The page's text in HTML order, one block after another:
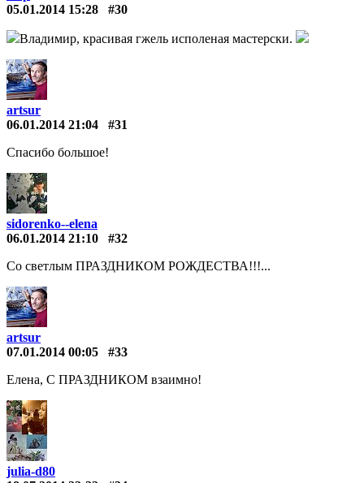
05.01.2014 15:28
#30
Владимир, красивая гжель исполеная мастерски.
artsur
06.01.2014 21:04
#31
Спасибо большое!
sidorenko--elena
06.01.2014 21:10
#32
Со светлым ПРАЗДНИКОМ РОЖДЕСТВА!!!...
artsur
07.01.2014 00:05
#33
Елена, С ПРАЗДНИКОМ взаимно!
julia-d80